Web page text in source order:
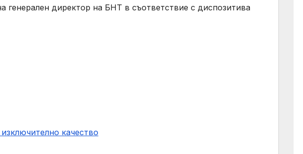
генерален директор на БНТ в съответствие с диспозитива
качество